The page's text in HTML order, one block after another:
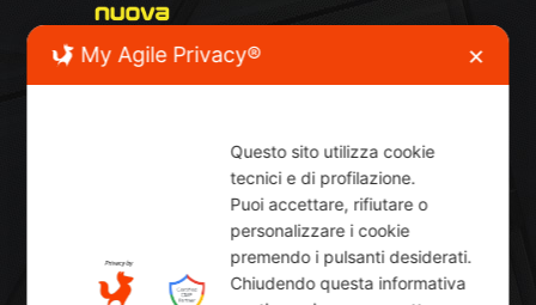
Via Marconi, 90/C - 21012 Cassano Magnago
(VA)
My Agile Privacy® ✕
Questo sito utilizza cookie
tecnici e di profilazione.
Puoi accettare, rifiutare o
personalizzare i cookie
premendo i pulsanti desiderati.
Chiudendo questa informativa